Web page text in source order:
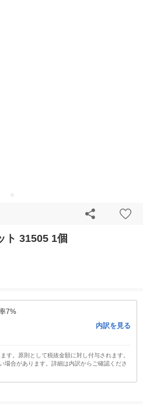
ト 31505 1個
7%
内訳を見る
す。原則として税抜金額に対し付与されます。
場合があります。詳細は内訳からご確認くださ